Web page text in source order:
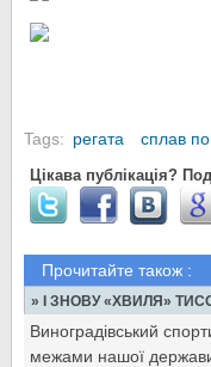
Tags: регата сплав по
Цікава публікація?
Прочитайте також :
» І ЗНОВУ «ХВИЛЯ»
Виноградівський
межами нашої